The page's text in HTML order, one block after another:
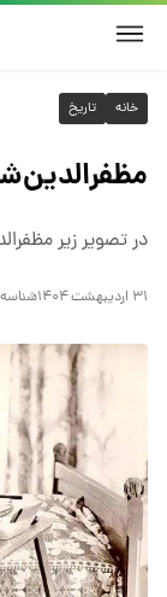
خانه تاریخ
مظفرالدین‌شاه قاجار
در تصویر زیر
۳۱ اردیبهشت ۱۴۰۴